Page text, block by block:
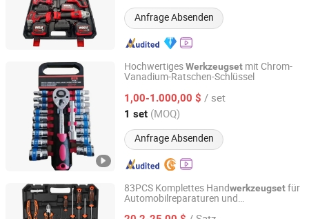
Anfrage Absenden
HochwertigesWerkzeugset mit Chrom-
Vanadium-Ratschen-Schlüssel
1,00-1.000,00 $ / set
1 set (MOQ)
Anfrage Absenden
Hangzhou Chongqin Tech Co., Ltd.
Zhejiang, China Seit 2025
83PCS Komplettes Handwerkzeugsetfür
Automobilreparaturen und
Yuyao Yipin Tool Co., Ltd.